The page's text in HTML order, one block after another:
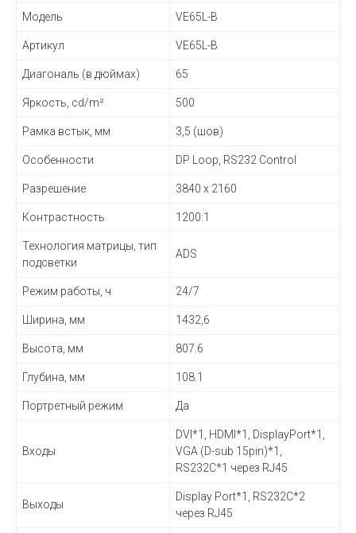
Модель VE65L-B
Артикул VE65L-B
Диагональ (в дюймах) 65
Яркость, cd/m² 500
Рамка встык, мм 3,5 (шов)
Особенности DP Loop, RS232 Control
Разрешение 3840 x 2160
Контрастность 1200:1
Технология матрицы, тип
подсветки
ADS
Режим работы, ч 24/7
Ширина, мм 1432,6
Высота, мм 807.6
Глубина, мм 108.1
Портретный режим Да
Входы
DVI*1, HDMI*1, DisplayPort*1,
VGA (D-sub 15pin)*1,
RS232С*1 через RJ45
Выходы
Display Port*1, RS232С*2
через RJ45